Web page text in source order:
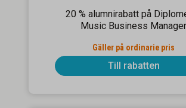
20 % alumnirabatt på
Music Business Manager
Gäller på ordinarie pris
Till rabatten